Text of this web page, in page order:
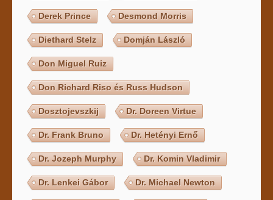
Derek Prince Desmond Morris
Diethard Stelz Domján László
Don Miguel Ruiz
Don Richard Riso és Russ Hudson
Dosztojevszkij Dr. Doreen Virtue
Dr. Frank Bruno Dr. Hetényi Ernő
Dr. Jozeph Murphy Dr. Komin Vladimir
Dr. Lenkei Gábor Dr. Michael Newton